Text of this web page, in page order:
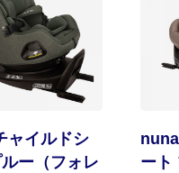
ャイルドシ
ー（フォレ
ート